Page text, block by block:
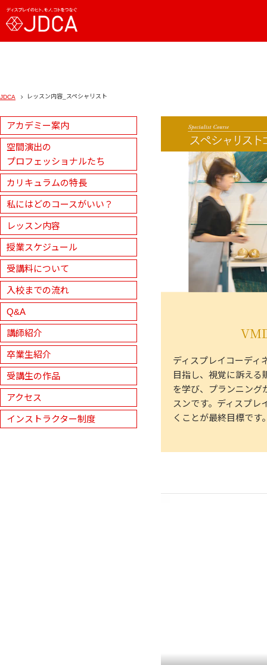
JDCA レッスン内容_スペシャリスト
アカデミー案内
空間演出の
プロフェッショナルたち
カリキュラムの特長
私にはどのコースがいい？
レッスン内容
授業スケジュール
受講料について
入校までの流れ
Q&A
講師紹介
卒業生紹介
受講生の作品
アクセス
インストラクター制度
ディスプレイコーディ
目指し、視覚に訴え
を学び、プランニング
スンです。ディスプレ
くことが最終目標です